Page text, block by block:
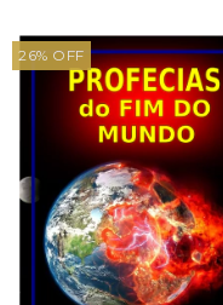
26% OFF